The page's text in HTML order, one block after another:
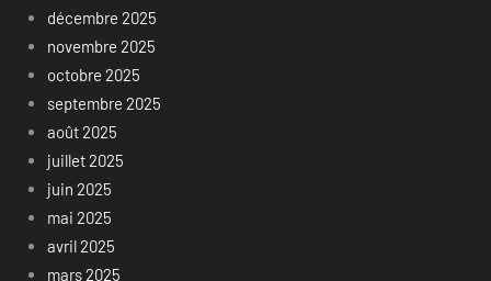
décembre 2025
novembre 2025
octobre 2025
septembre 2025
août 2025
juillet 2025
juin 2025
mai 2025
avril 2025
mars 2025